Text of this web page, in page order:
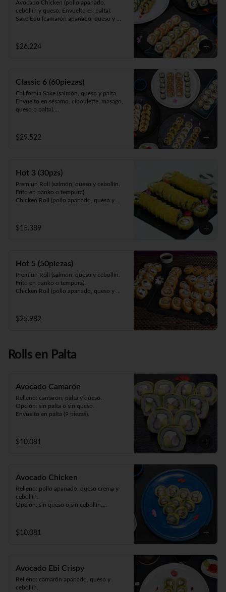
Avocado Chicken (pollo apanado,
cebollín y queso. Envuelto en palta).
Sake Edu (camarón apanado, queso y
Envuelto en ciboulette, sésamo, masago,
palta o queso).
en panko).
$26.224
Classic 6 (60piezas)
California Sake (salmón, queso y palta.
Envuelto en sésamo, ciboulette, masago,
queso o palta).
queso o palta).
Sake Edu (camarón apanado, palta y
Panko Kani (kanikama, queso y cebollín.
Frito en panko).
Hosomaki Green (queso y palta. Envuelto
en nori).
$29.522
Hot 3 (30pzs)
Premiun Roll (salmón, queso y cebollín.
Frito en panko o tempura).
Chicken Roll (pollo apanado, queso y
palta. Envuelto en pollo apanado y salsa
maracuyá).
$15.389
Hot 5 (50piezas)
Premiun Roll (salmón, queso y cebollín.
Frito en panko o tempura).
Chicken Roll (pollo apanado, queso y
palta. Envuelto en pollo apanado y salsa
maracuyá).
teriyaki).
$25.982
Rolls en Palta
Avocado Camarón
Relleno: camarón, palta y queso.
Opción: sin palta o sin queso.
Envuelto en palta (9 piezas).
$10.081
Avocado Chicken
Relleno: pollo apanado, queso crema y
cebollín.
Opción: sin queso o sin cebollín.
$10.081
Avocado Ebi Crispy
Relleno: camarón apanado, queso y
cebollín.